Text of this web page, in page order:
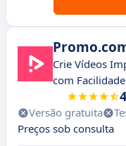
Crie Vídeos
com Facilidade
Versão gratuita
Preços sob consulta